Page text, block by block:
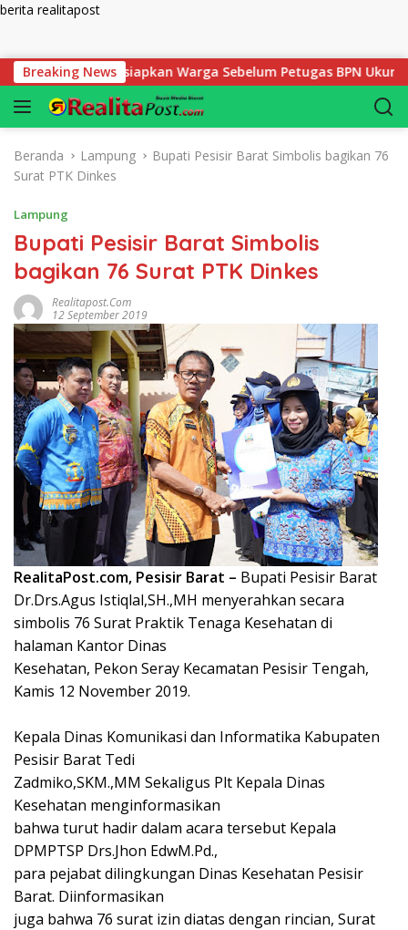
berita realitapost
Breaking News
Harus Disiapkan Warga Sebelum Petugas BPN Ukur Tanah
Beranda Lampung
Bupati Pesisir Barat Simbolis bagikan 76
Surat PTK Dinkes
Lampung
Bupati Pesisir Barat Simbolis
bagikan 76 Surat PTK Dinkes
Realitapost.com
12 September 2019
RealitaPost.com, Pesisir Barat – Bupati Pesisir Barat
Dr.Drs.Agus Istiqlal,SH.,MH menyerahkan secara
simbolis 76 Surat Praktik Tenaga Kesehatan di
halaman Kantor Dinas
Kesehatan, Pekon Seray Kecamatan Pesisir Tengah,
Kamis 12 November 2019.
Kepala Dinas Komunikasi dan Informatika Kabupaten
Pesisir Barat Tedi
Zadmiko,SKM.,MM Sekaligus Plt Kepala Dinas
Kesehatan menginformasikan
bahwa turut hadir dalam acara tersebut Kepala
DPMPTSP Drs.Jhon EdwM.Pd.,
para pejabat dilingkungan Dinas Kesehatan Pesisir
Barat. Diinformasikan
juga bahwa 76 surat izin diatas dengan rincian, Surat